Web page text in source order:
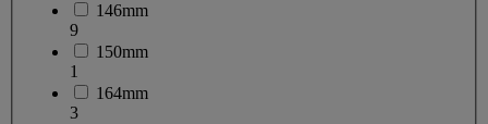
146mm
9
150mm
1
164mm
3